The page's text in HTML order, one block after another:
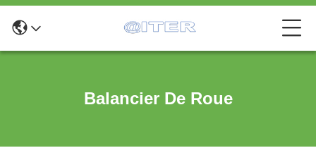
Balancier De Roue